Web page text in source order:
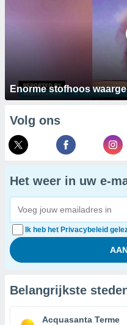
Enorme stofhoos
Volg ons
Het weer in uw e-
Ik heb het Privacybeleid
Belangrijkste
Acquasanta Terme